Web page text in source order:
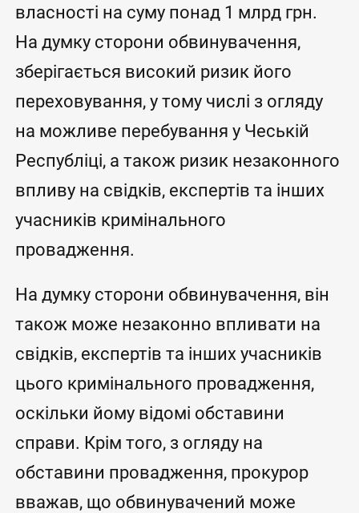
власності на суму понад 1 млрд грн.
На думку сторони обвинувачення,
зберігається високий ризик його
переховування, у тому числі з огляду
на можливе перебування у Чеській
Республіці, а також ризик незаконного
впливу на свідків, експертів та інших
учасників кримінального
провадження.
На думку сторони обвинувачення, він
також може незаконно впливати на
свідків, експертів та інших учасників
цього кримінального провадження,
оскільки йому відомі обставини
справи. Крім того, з огляду на
обставини провадження, прокурор
вважав, що обвинувачений може